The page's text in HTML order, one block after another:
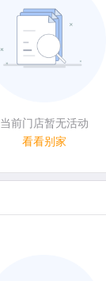
当前门店暂无活动
看看别家